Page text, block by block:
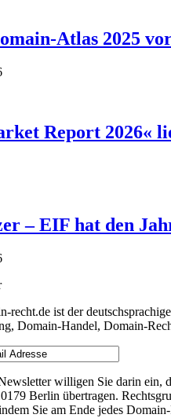
Atlas 2025
Report 2026«
– EIF hat den
recht.de ist der
Domain-Handel, Domain-
willigen Sie darin ein,
Berlin übertragen.
Sie am Ende jedes